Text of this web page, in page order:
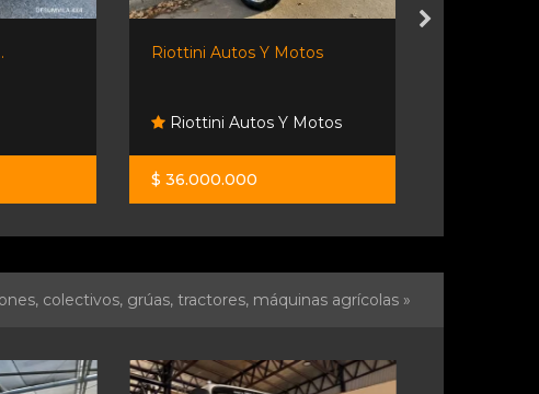
Riottini Autos Y Motos
Riottini Autos Y Motos
$ 36.000.000
colectivos, grúas, tractores, máquinas agrícolas »